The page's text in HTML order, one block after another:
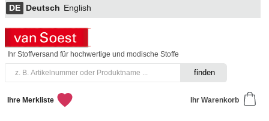
DE Deutsch English
Ihr Stoffversand für hochwertige und modische Stoffe
Ihr Warenkorb
Ihre Merkliste